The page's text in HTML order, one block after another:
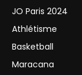
JO Paris 2024
Athlétisme
Basketball
Maracana